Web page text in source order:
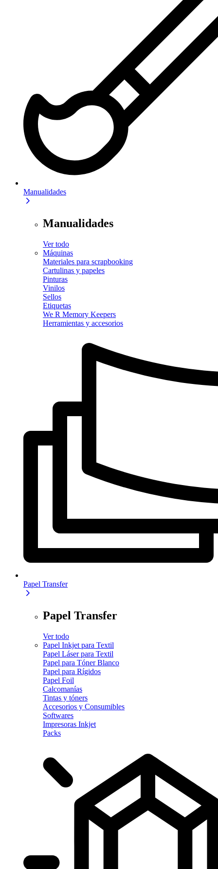
Manualidades
Manualidades
Ver todo
Máquinas
Materiales para scrapbooking
Cartulinas y papeles
Pinturas
Vinilos
Sellos
Etiquetas
We R Memory Keepers
Herramientas y accesorios
Papel Transfer
Papel Transfer
Ver todo
Papel Inkjet para Textil
Papel Láser para Textil
Papel para Tóner Blanco
Papel para Rígidos
Papel Foil
Calcomanías
Tintas y tóners
Accesorios y Consumibles
Softwares
Impresoras Inkjet
Packs